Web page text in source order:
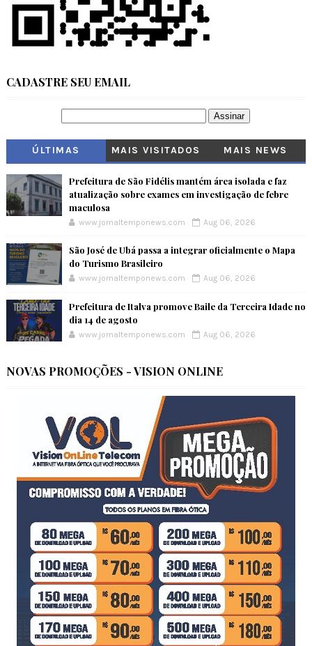
CADASTRE SEU EMAIL
ÚLTIMAS MAIS VISITADOS MAIS NEWS
Prefeitura de São Fidélis mantém área isolada e faz
atualização sobre exames em investigação de febre
maculosa
www.jornaltemponews.com Aug 06, 2026
São José de Ubá passa a integrar oficialmente o Mapa
do Turismo Brasileiro
www.jornaltemponews.com Aug 06, 2026
Prefeitura de Italva promove Baile da Terceira Idade no
dia 14 de agosto
www.jornaltemponews.com Aug 06, 2026
NOVAS PROMOÇÕES - VISION ONLINE